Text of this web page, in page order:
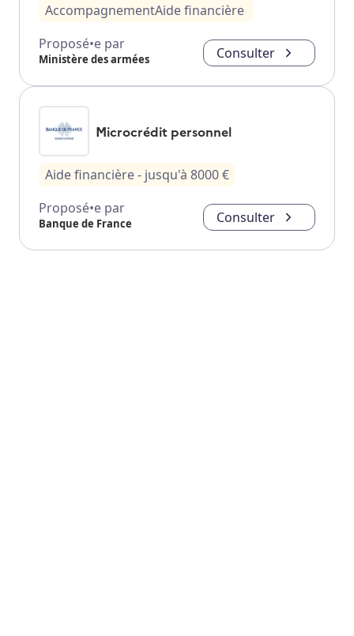
AccompagnementAide financière
Proposé•e par
Ministère des armées Consulter
Microcrédit personnel
Aide financière- jusqu'à 8000€
Proposé•e par
Banque de France Consulter